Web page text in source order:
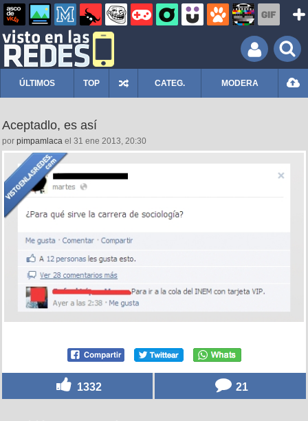
ÚLTIMOS TOP CATEG. MODERA
Aceptadlo, es así
por pimpamlaca el 31 ene 2013, 20:30
1332 21